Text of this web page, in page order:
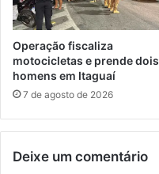
e
f
o
n
e
s
Operação fiscaliza
motocicletas e prende dois
homens em Itaguaí
7 de agosto de 2026
Deixe um comentário